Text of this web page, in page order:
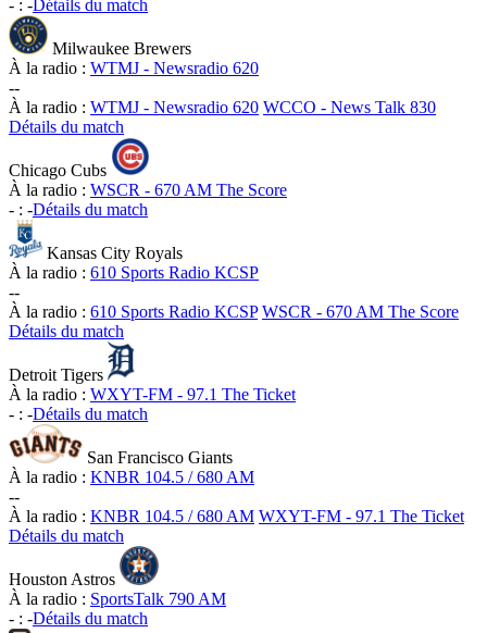
- : - Détails du match
Milwaukee Brewers
À la radio : WTMJ - Newsradio 620
--
À la radio : WTMJ - Newsradio 620 WCCO - News Talk 830
Détails du match
Chicago Cubs
À la radio : WSCR - 670 AM The Score
- : -Détails du match
Kansas City Royals
À la radio : 610 Sports Radio KCSP
--
À la radio : 610 Sports Radio KCSP WSCR - 670 AM The Score
Détails du match
Detroit Tigers
À la radio : WXYT-FM - 97.1 The Ticket
- : -Détails du match
San Francisco Giants
À la radio : KNBR 104.5 / 680 AM
--
À la radio : KNBR 104.5 / 680 AM WXYT-FM - 97.1 The Ticket
Détails du match
Houston Astros
À la radio : SportsTalk 790 AM
- : -Détails du match